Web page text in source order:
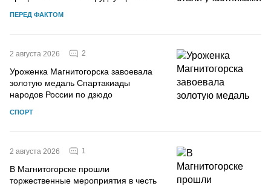
ПЕРЕД ФАКТОМ
2 августа 2026 2
Уроженка Магнитогорска завоевала
золотую медаль Спартакиады
народов России по дзюдо
СПОРТ
2 августа 2026 1
В Магнитогорске прошли
торжественные мероприятия в честь